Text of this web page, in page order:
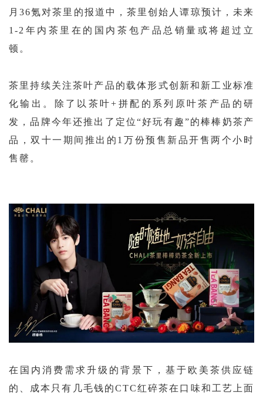
月36氪对茶里的报道中，茶里创始人谭琼预计，未来
1-2年内茶里在的国内茶包产品总销量或将超过立
顿。
茶里持续关注茶叶产品的载体形式创新和新工业标准
化输出。除了以茶叶+拼配的系列原叶茶产品的研
发，品牌今年还推出了定位“好玩有趣”的棒棒奶茶产
品，双十一期间推出的1万份预售新品开售两个小时
售罄。
在国内消费需求升级的背景下，基于欧美茶供应链
的、成本只有几毛钱的CTC红碎茶在口味和工艺上面